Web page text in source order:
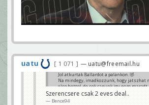
uatu 1 071 — uatu@freemail.hu
Jol atkurtak Ballardot a palankon. 🤣
Na mindegy, imadkozzunk, hogy jatszhat
elso hettol, de sok capunk igy nem maradt,
lyukakkal meg tele a csapat. Igy azert
megnezem majd a frontunkat 2026-ban. 😃
Stez
Szerencsere csak 2 eves deal..
Bence94